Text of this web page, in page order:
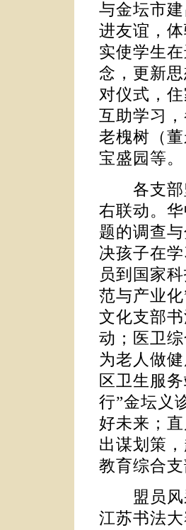
与金坛市
进友谊，
实使学生
念，更新
对仪式，
互助学习
老槐树（
宝盛园等。
各支部坚
右联动。
题的调查
决孩子在
员到国家
范与产业
文化支部
动；医卫
为老人做
区卫生服
行”金坛义
好未来；
出谋划策
教育综合
盟员风采
江苏书法